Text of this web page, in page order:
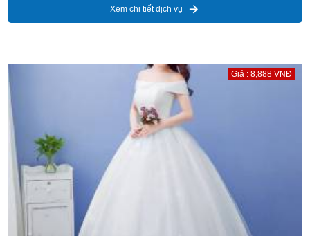
Xem chi tiết dịch vụ
Giá : 8,888 VNĐ